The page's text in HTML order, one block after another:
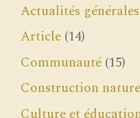
Actualités générales
Article (14)
Communauté (15)
Construction
Culture et